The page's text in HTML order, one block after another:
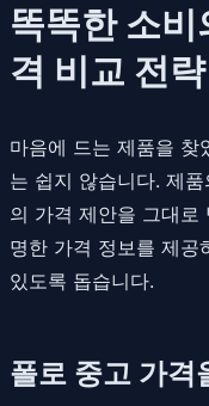
똑똑한 소
격 비교 전략
마음에 드는 제품을 찾
는 쉽지 않습니다. 제
의 가격 제안을 그대로
명한 가격 정보를 제공
있도록 돕습니다.
폴로 중고 가격